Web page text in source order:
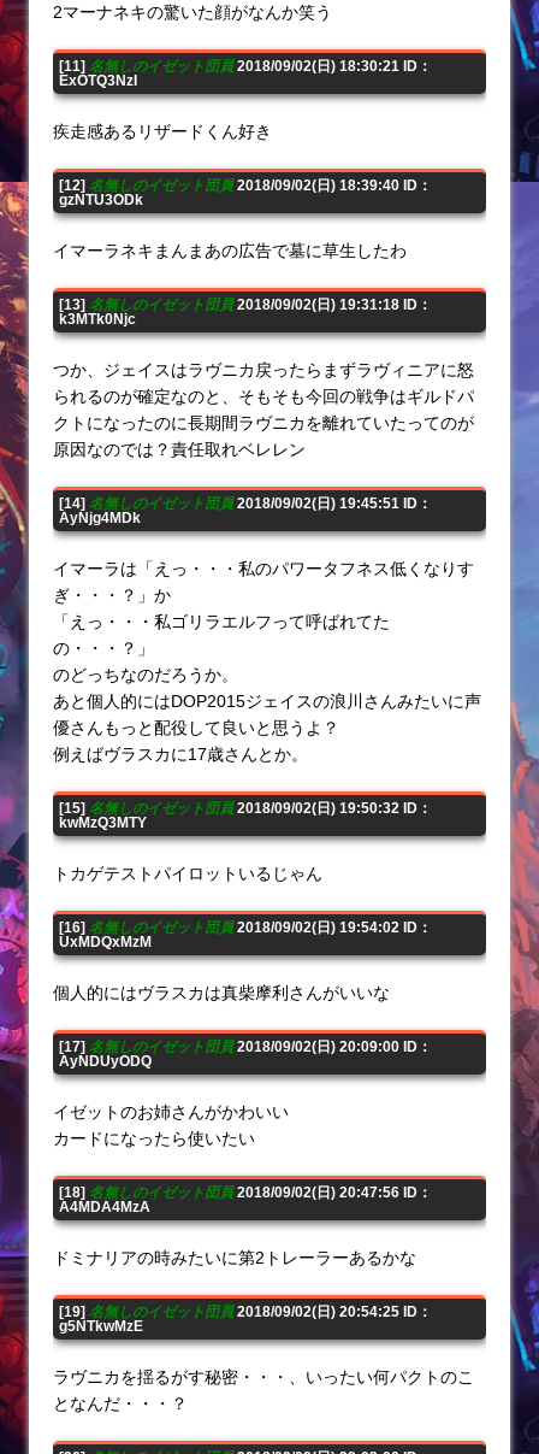
2マーナネキの驚いた顔がなんか笑う
[11] 名無しのイゼット団員2018/09/02(日) 18:30:21 ID：
ExOTQ3NzI
疾走感あるリザードくん好き
[12] 名無しのイゼット団員2018/09/02(日) 18:39:40 ID：
gzNTU3ODk
イマーラネキまんまあの広告で墓に草生したわ
[13] 名無しのイゼット団員2018/09/02(日) 19:31:18 ID：
k3MTk0Njc
つか、ジェイスはラヴニカ戻ったらまずラヴィニアに怒
られるのが確定なのと、そもそも今回の戦争はギルドパ
クトになったのに長期間ラヴニカを離れていたってのが
原因なのでは？責任取れベレレン
[14] 名無しのイゼット団員2018/09/02(日) 19:45:51 ID：
AyNjg4MDk
イマーラは「えっ・・・私のパワータフネス低くなりす
ぎ・・・？」か
「えっ・・・私ゴリラエルフって呼ばれてた
の・・・？」
のどっちなのだろうか。
あと個人的にはDOP2015ジェイスの浪川さんみたいに声
優さんもっと配役して良いと思うよ？
例えばヴラスカに17歳さんとか。
[15] 名無しのイゼット団員2018/09/02(日) 19:50:32 ID：
kwMzQ3MTY
トカゲテストパイロットいるじゃん
[16] 名無しのイゼット団員2018/09/02(日) 19:54:02 ID：
UxMDQxMzM
個人的にはヴラスカは真柴摩利さんがいいな
[17] 名無しのイゼット団員2018/09/02(日) 20:09:00 ID：
AyNDUyODQ
イゼットのお姉さんがかわいい
カードになったら使いたい
[18] 名無しのイゼット団員2018/09/02(日) 20:47:56 ID：
A4MDA4MzA
ドミナリアの時みたいに第2トレーラーあるかな
[19] 名無しのイゼット団員2018/09/02(日) 20:54:25 ID：
g5NTkwMzE
ラヴニカを揺るがす秘密・・・、いったい何パクトのこ
となんだ・・・？